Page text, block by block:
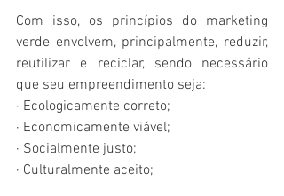
Com isso, os princípios do marketing
verde envolvem, principalmente, reduzir,
reutilizar e reciclar, sendo necessário
que seu empreendimento seja:
· Ecologicamente correto;
· Economicamente viável;
· Socialmente justo;
· Culturalmente aceito;